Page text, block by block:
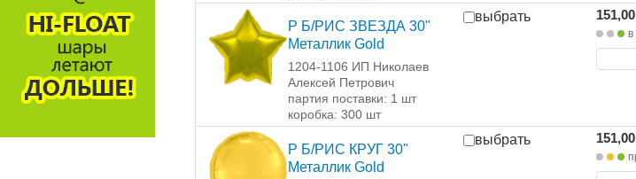
Р Б/РИС ЗВЕЗДА 30"
Металлик Gold
1204-1106 ИП Николаев
Алексей Петрович
партия поставки: 1 шт
коробка: 300 шт
выбрать 151,00
в
Р Б/РИС КРУГ 30"
Металлик Gold
выбрать 151,00